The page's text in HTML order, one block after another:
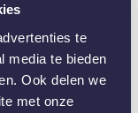
te
media te bieden
Ook delen we
met onze